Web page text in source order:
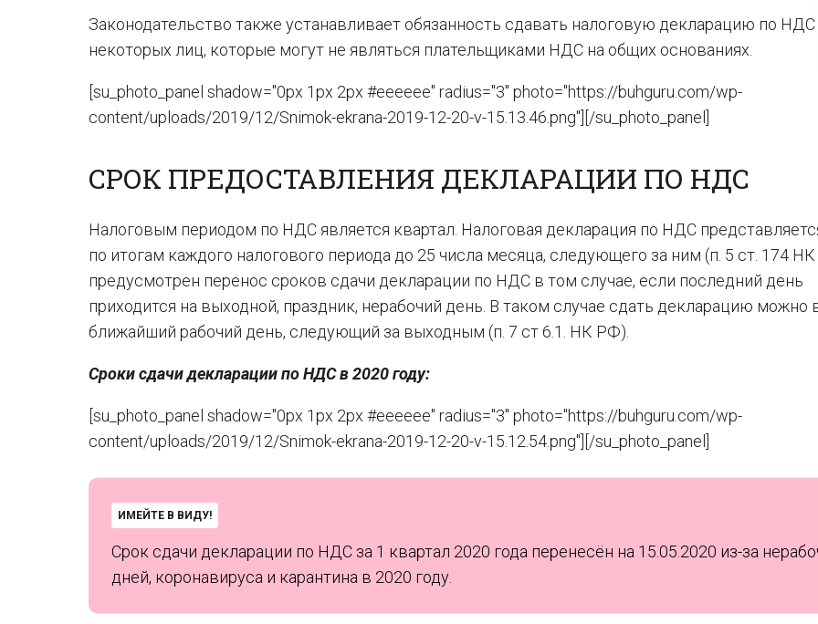
Законодательство также устанавливает обязанность сдавать налоговую декларацию по
некоторых лиц, которые могут не являться плательщиками НДС на общих основаниях.
[su_photo_panel shadow="0px 1px 2px #eeeeee" radius="3" photo="https://buhguru.com/wp-
content/uploads/2019/12/Snimok-ekrana-2019-12-20-v-15.13.46.png"][/su_photo_panel]
СРОК ПРЕДОСТАВЛЕНИЯ ДЕКЛАРАЦИИ ПО НДС
Налоговым периодом по НДС является квартал. Налоговая декларация по НДС
по итогам каждого налогового периода до 25 числа месяца, следующего за ним (п. 5 ст. 174
предусмотрен перенос сроков сдачи декларации по НДС в том случае, если последний день
приходится на выходной, праздник, нерабочий день. В таком случае сдать декларацию можно
ближайший рабочий день, следующий за выходным (п. 7 ст 6.1. НК РФ).
Сроки сдачи декларации по НДС в 2020 году:
[su_photo_panel shadow="0px 1px 2px #eeeeee" radius="3" photo="https://buhguru.com/wp-
content/uploads/2019/12/Snimok-ekrana-2019-12-20-v-15.12.54.png"][/su_photo_panel]
ИМЕЙТЕ В ВИДУ!
Срок сдачи декларации по НДС за 1 квартал 2020 года перенесён на 15.05.2020 из-за
дней, коронавируса и карантина в 2020 году.